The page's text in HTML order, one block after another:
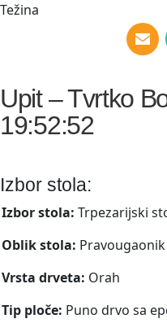
Težina
Upit – Tvrtko
19:52:52
Izbor stola:
Izbor stola: Trpezarijski
Oblik stola: Pravougaonik
Vrsta drveta: Orah
Tip ploče: Puno drvo sa